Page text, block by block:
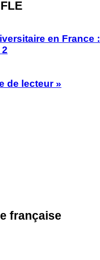
en France :
de lecteur »
française